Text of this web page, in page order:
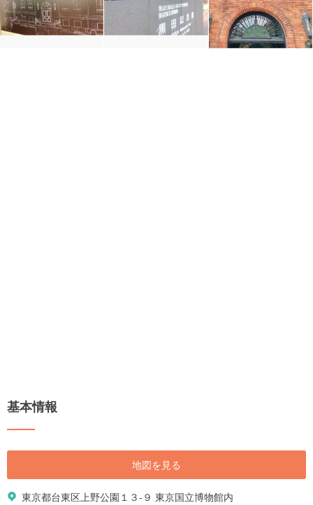
基本情報
地図を見る
東京都台東区上野公園１３-９ 東京国立博物館内